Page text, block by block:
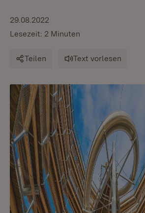
29.08.2022
Lesezeit: 2 Minuten
Teilen Text vorlesen